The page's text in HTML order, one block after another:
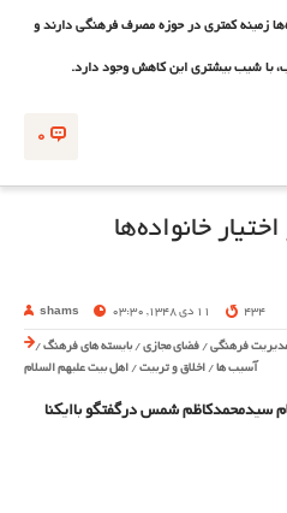
زمینه کمتری در حوزه مصرف فرهنگی دارند و
با شیب بیشتری این کاهش وجود دارد.
0
خانواده‌ها
shams 11 دی 1348, 03:30 434
فرهنگی / فضای مجازی /بایسته های فرهنگ /
آسیب ها / اخلاق و تربیت / اهل بیت علیهم السلام
سیدمحمدکاظم شمس درگفتگو باایکنا